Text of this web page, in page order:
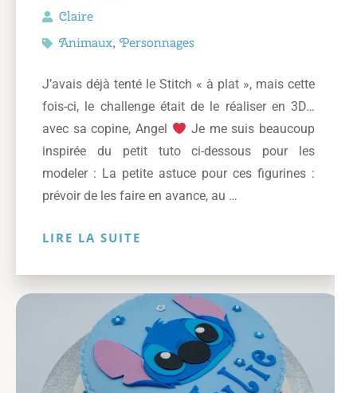
Claire
Animaux, Personnages
J’avais déjà tenté le Stitch « à plat », mais cette
fois-ci, le challenge était de le réaliser en 3D…
avec sa copine, Angel
Je me suis beaucoup
inspirée du petit tuto ci-dessous pour les
modeler : La petite astuce pour ces figurines :
prévoir de les faire en avance, au …
LIRE LA SUITE